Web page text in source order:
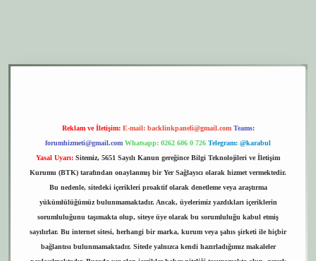
Reklam ve İletişim: E-mail: backlinkpaneli@gmail.com Teams:
forumhizmeti@gmail.com Whatsapp: 0262 606 0 726 Telegram: @karabul
Yasal Uyarı: Sitemiz, 5651 Sayılı Kanun gereğince Bilgi Teknolojileri ve İletişim
Kurumu (BTK) tarafından onaylanmış bir Yer Sağlayıcı olarak hizmet vermektedir.
Bu nedenle, sitedeki içerikleri proaktif olarak denetleme veya araştırma
yükümlülüğümüz bulunmamaktadır. Ancak, üyelerimiz yazdıkları içeriklerin
sorumluluğunu taşımakta olup, siteye üye olarak bu sorumluluğu kabul etmiş
sayılırlar. Bu internet sitesi, herhangi bir marka, kurum veya şahıs şirketi ile hiçbir
bağlantısı bulunmamaktadır. Sitede yalnızca kendi hazırladığımız makaleler